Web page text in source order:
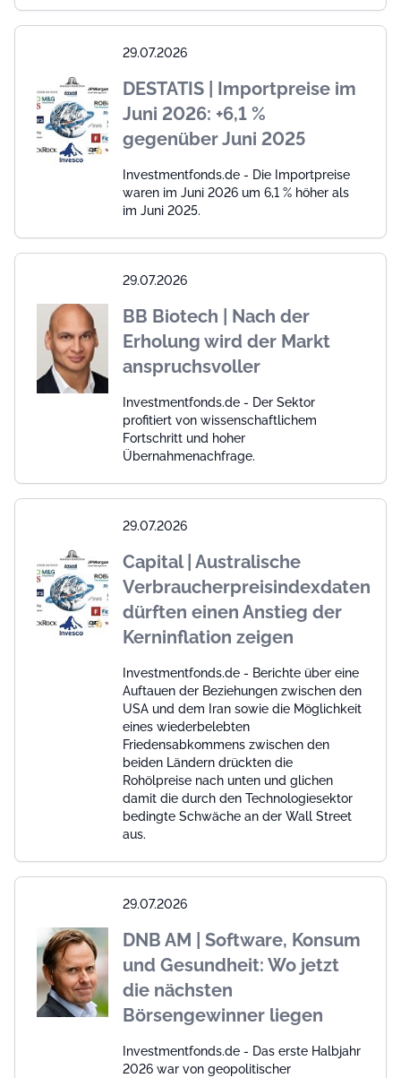
29.07.2026
DESTATIS | Importpreise im
Juni 2026: +6,1 %
gegenüber Juni 2025
Investmentfonds.de - Die Importpreise
waren im Juni 2026 um 6,1 % höher als
im Juni 2025.
29.07.2026
BB Biotech | Nach der
Erholung wird der Markt
anspruchsvoller
Investmentfonds.de - Der Sektor
profitiert von wissenschaftlichem
Fortschritt und hoher
Übernahmenachfrage.
29.07.2026
Capital | Australische
Verbraucherpreisindexdaten
dürften einen Anstieg der
Kerninflation zeigen
Investmentfonds.de - Berichte über eine
Auftauen der Beziehungen zwischen den
USA und dem Iran sowie die Möglichkeit
eines wiederbelebten
Friedensabkommens zwischen den
beiden Ländern drückten die
Rohölpreise nach unten und glichen
damit die durch den Technologiesektor
bedingte Schwäche an der Wall Street
aus.
29.07.2026
DNB AM | Software, Konsum
und Gesundheit: Wo jetzt
die nächsten
Börsengewinner liegen
Investmentfonds.de - Das erste Halbjahr
2026 war von geopolitischer